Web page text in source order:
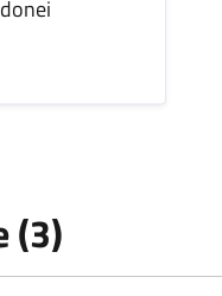
(3)